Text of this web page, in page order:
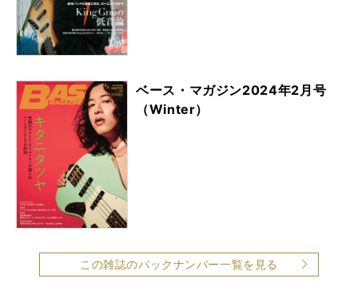
ベース・マガジン2024年2月号
（Winter）
この雑誌のバックナンバー一覧を見る